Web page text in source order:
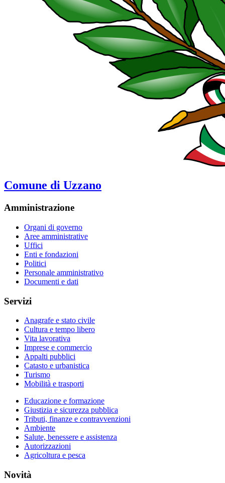
Comune di Uzzano
Amministrazione
Organi di governo
Aree amministrative
Uffici
Enti e fondazioni
Politici
Personale amministrativo
Documenti e dati
Servizi
Anagrafe e stato civile
Cultura e tempo libero
Vita lavorativa
Imprese e commercio
Appalti pubblici
Catasto e urbanistica
Turismo
Mobilità e trasporti
Educazione e formazione
Giustizia e sicurezza pubblica
Tributi, finanze e contravvenzioni
Ambiente
Salute, benessere e assistenza
Autorizzazioni
Agricoltura e pesca
Novità